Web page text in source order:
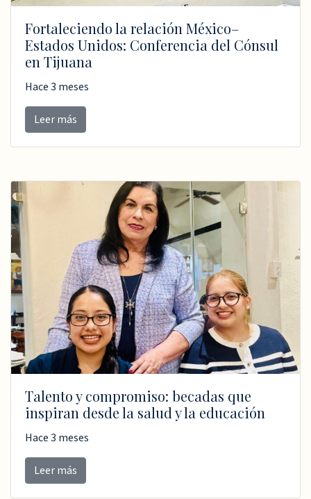
Fortaleciendo la relación México–
Estados Unidos: Conferencia del Cónsul
en Tijuana
Hace 3 meses
Leer más
Talento y compromiso: becadas que
inspiran desde la salud y la educación
Hace 3 meses
Leer más